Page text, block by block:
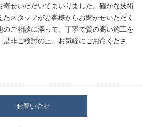
寄せいただいてまいりました。確かな技術
スタッフがお客様からお聞かせいただく
のご相談に添って、丁寧で質の高い施工を
非ご検討の上、お気軽にご用命くださ
お問い合せ